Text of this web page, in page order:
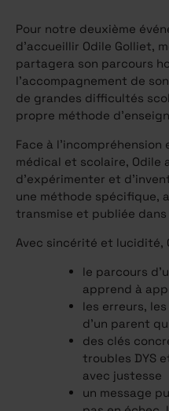
Pour notre deuxième
d’accueillir Odile Golliet,
partagera son parcours
l’accompagnement de
de grandes difficultés
propre méthode
Face à
médical et scolaire, Odile
d’expérimenter et
une méthode spécifique,
transmise et publiée
Avec sincérité et lucidité,
le parcours
apprend à
les erreurs,
d’un parent
des clés
troubles DYS
avec justesse
un message